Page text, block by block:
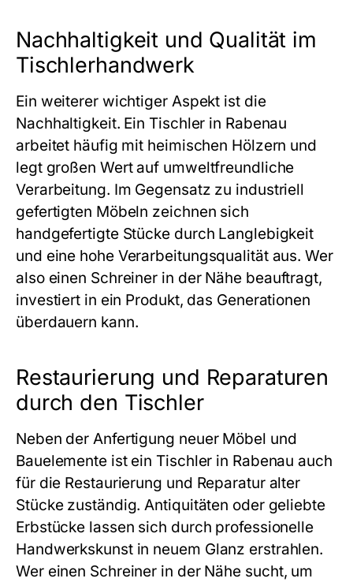
Nachhaltigkeit und Qualität im
Tischlerhandwerk
Ein weiterer wichtiger Aspekt ist die
Nachhaltigkeit. Ein Tischler in Rabenau
arbeitet häufig mit heimischen Hölzern und
legt großen Wert auf umweltfreundliche
Verarbeitung. Im Gegensatz zu industriell
gefertigten Möbeln zeichnen sich
handgefertigte Stücke durch Langlebigkeit
und eine hohe Verarbeitungsqualität aus. Wer
also einen Schreiner in der Nähebeauftragt,
investiert in ein Produkt, das Generationen
überdauern kann.
Restaurierung und Reparaturen
durch den Tischler
Neben der Anfertigung neuer Möbel und
Bauelemente ist ein Tischler in Rabenau auch
für die Restaurierung und Reparatur alter
Stücke zuständig. Antiquitäten oder geliebte
Erbstücke lassen sich durch professionelle
Handwerkskunst in neuem Glanz erstrahlen.
Wer einen Schreiner in der Nähe sucht, um